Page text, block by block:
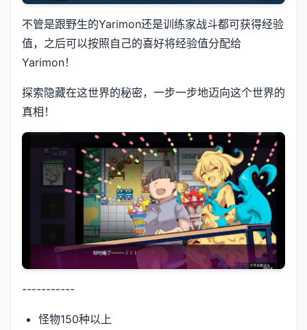
不管是跟野生的Yarimon还是训练家战斗都可获得经验
值，之后可以按照自己的喜好将经验值分配给
Yarimon！
探索隐藏在这世界的秘密，一步一步地迈向这个世界的
真相！
-----------
怪物150种以上